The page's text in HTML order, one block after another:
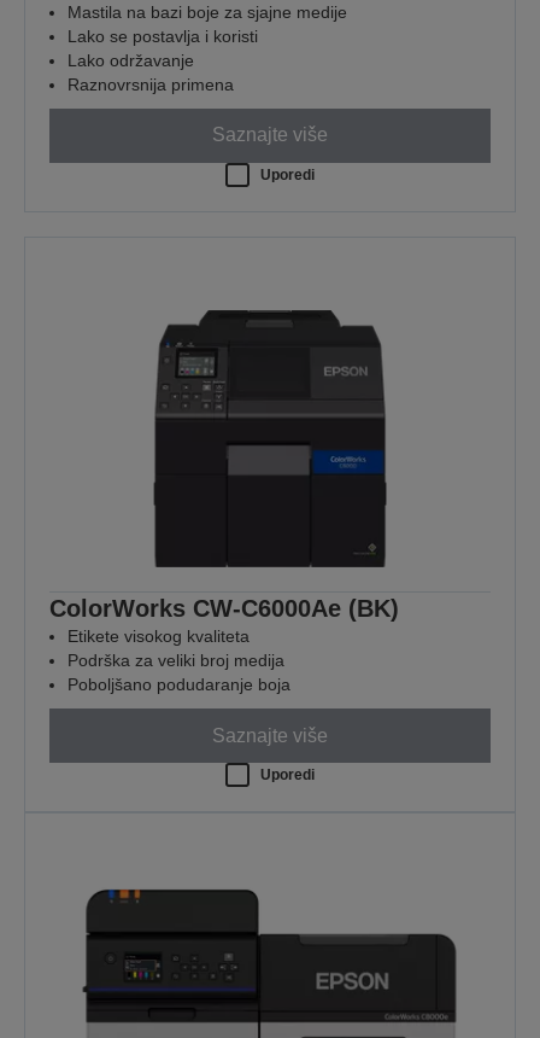
Mastila na bazi boje za sjajne medije
Lako se postavlja i koristi
Lako održavanje
Raznovrsnija primena
Saznajte više
Uporedi
ColorWorks CW-C6000Ae (BK)
Etikete visokog kvaliteta
Podrška za veliki broj medija
Poboljšano podudaranje boja
Saznajte više
Uporedi